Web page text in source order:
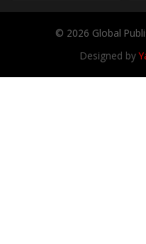
© 2026 Global
Designed by